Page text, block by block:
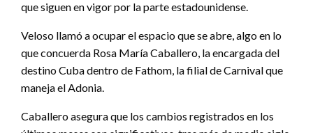
que siguen en vigor por la parte estadounidense.
Veloso llamó a ocupar el espacio que se abre, algo en lo
que concuerda Rosa María Caballero, la encargada del
destino Cuba dentro de Fathom, la filial de Carnival que
maneja el Adonia.
Caballero asegura que los cambios registrados en los